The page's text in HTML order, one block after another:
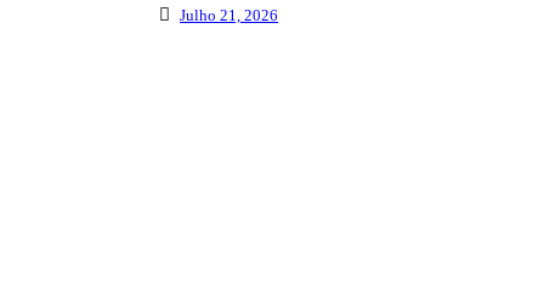
Julho 21, 2026